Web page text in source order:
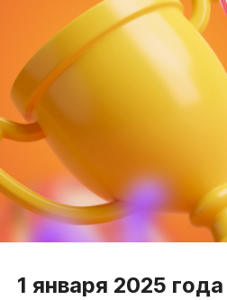
1 января 2025